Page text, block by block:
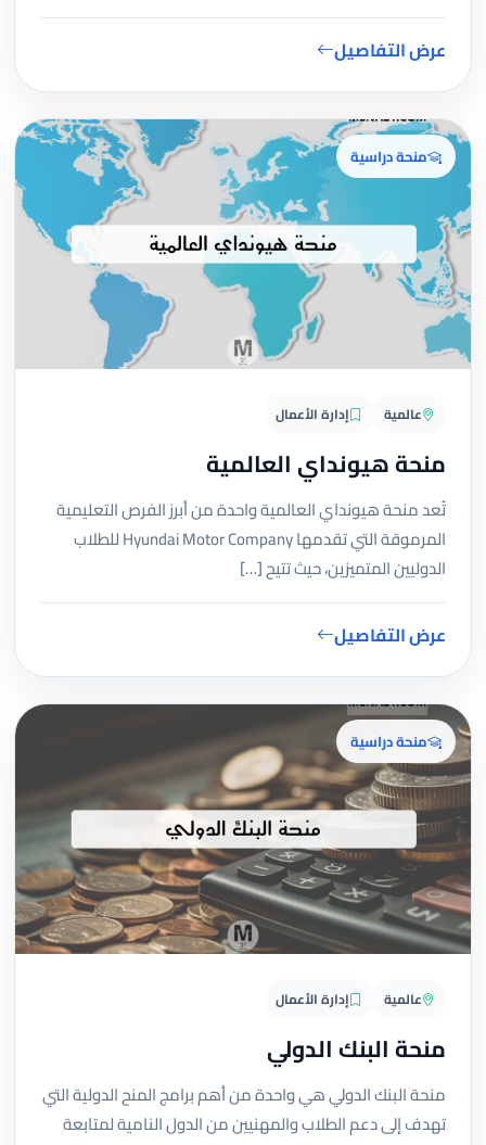
عرض التفاصيل
منحة دراسية
عالمية إدارة الأعمال
منحة هيونداي العالمية
تُعد منحة هيونداي العالمية واحدة من أبرز الفرص التعليمية
المرموقة التي تقدمها Hyundai Motor Company للطلاب
الدوليين المتميزين، حيث تتيح […]
عرض التفاصيل
منحة دراسية
عالمية إدارة الأعمال
منحة البنك الدولي
منحة البنك الدولي هي واحدة من أهم برامج المنح الدولية التي
تهدف إلى دعم الطلاب والمهنيين من الدول النامية لمتابعة